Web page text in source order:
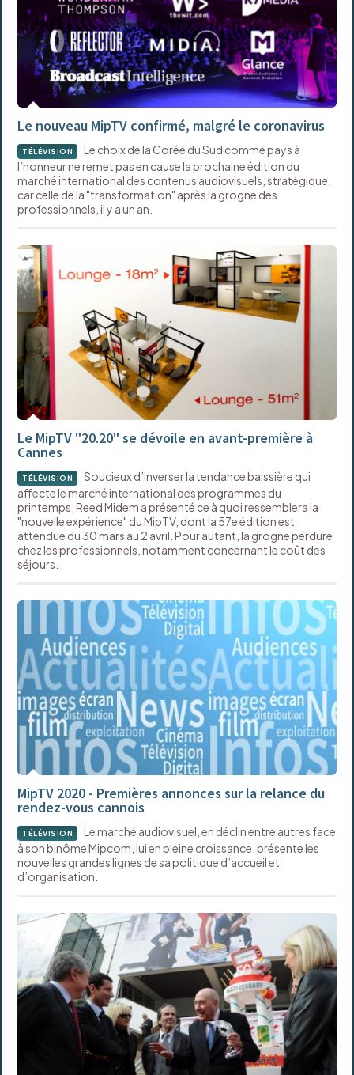
Le nouveau MipTV confirmé, malgré le coronavirus
TÉLÉVISION
Le choix de la Corée du Sud comme pays à
l’honneur ne remet pas en cause la prochaine édition du
marché international des contenus audiovisuels, stratégique,
car celle de la "transformation" après la grogne des
professionnels, il y a un an.
Le MipTV "20.20" se dévoile en avant-première à
Cannes
TÉLÉVISION
Soucieux d’inverser la tendance baissière qui
affecte le marché international des programmes du
printemps, Reed Midem a présenté ce à quoi ressemblera la
"nouvelle expérience" du MipTV, dont la 57e édition est
attendue du 30 mars au 2 avril. Pour autant, la grogne perdure
chez les professionnels, notamment concernant le coût des
séjours.
MipTV 2020 - Premières annonces sur la relance du
rendez-vous cannois
TÉLÉVISION
Le marché audiovisuel, en déclin entre autres face
à son binôme Mipcom, lui en pleine croissance, présente les
nouvelles grandes lignes de sa politique d’accueil et
d’organisation.